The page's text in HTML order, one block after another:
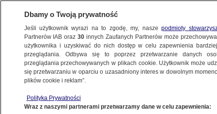
WARSZAWA
ULICE
13.12.2010, 08:52
Dbamy o Twoją prywatność
Jeśli użytkownik wyrazi na to zgodę, my, naszepodmioty
Partnerów IAB oraz30 innych Zaufanych Partnerów może
użytkownika i uzyskiwać do nich dostęp w celu zapewnienia
przeglądania. Odbywa się to poprzez przetwarzanie danych
przeglądania przechowywanych w plikach cookie. Użytkownik może
się przetwarzaniu w oparciu o uzasadniony interes w dowolnym
plików cookie i reklam”.
Polityka Prywatności
Wraz z naszymi partnerami przetwarzamy dane w celu zapewnienia: